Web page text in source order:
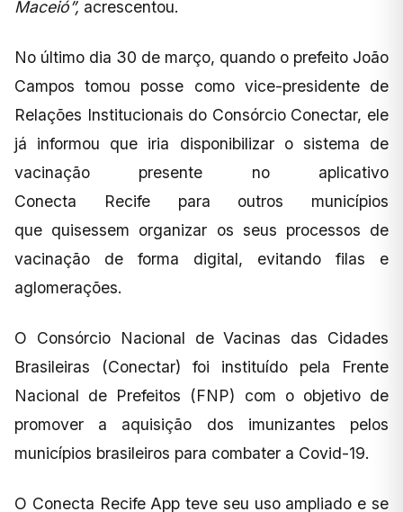
Maceió”, acrescentou.
No último dia 30 de março, quando o prefeito João
Campos tomou posse como vice-presidente de
Relações Institucionais do Consórcio Conectar, ele
já informou que iria disponibilizar o sistema de
vacinação presente no aplicativo
Conecta Recife para outros municípios
que quisessem organizar os seus processos de
vacinação de forma digital, evitando filas e
aglomerações.
O Consórcio Nacional de Vacinas das Cidades
Brasileiras (Conectar) foi instituído pela Frente
Nacional de Prefeitos (FNP) com o objetivo de
promover a aquisição dos imunizantes pelos
municípios brasileiros para combater a Covid-19.
O Conecta Recife App teve seu uso ampliado e se